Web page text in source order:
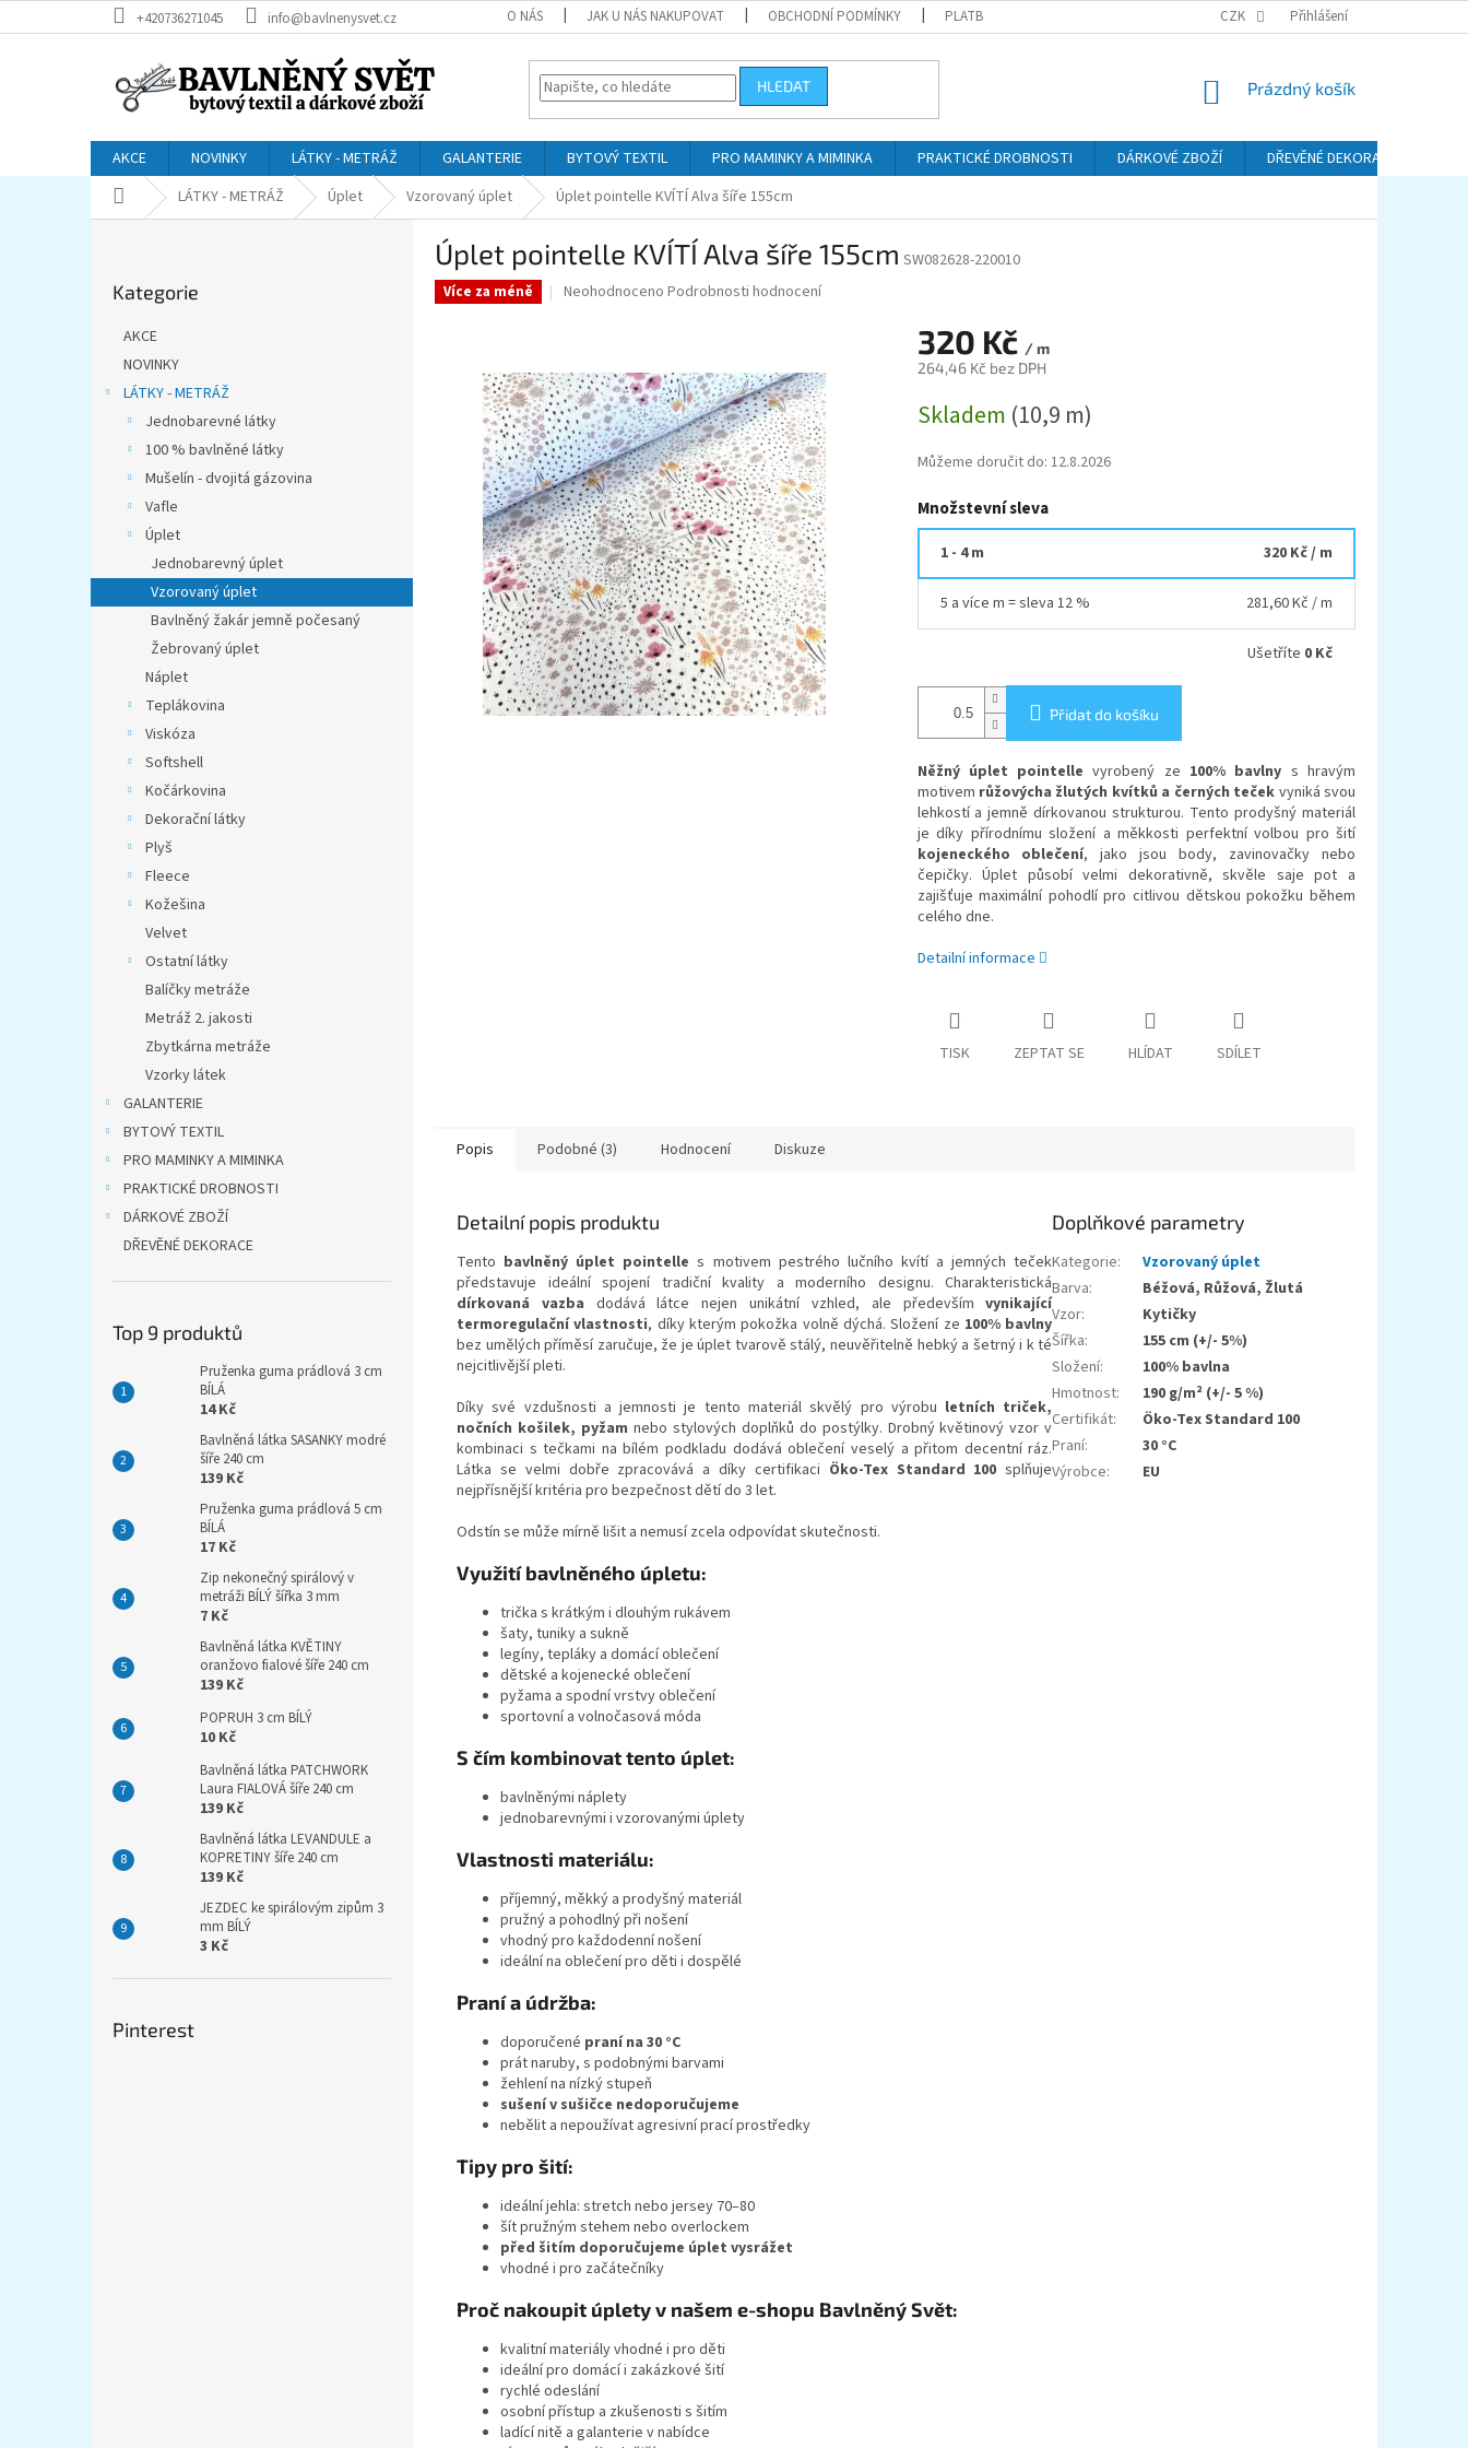
na
+420736271045 info@bavlnenysvet.cz O NÁS JAK U NÁS NAKUPOVAT OBCHODNÍ PODMÍNKY PLATBA A DOPRAVA PODMÍNKY OCHRANY OSOBNÍCH ÚDAJŮ (GDPR)
CZK Přihlášení
HLEDAT
NÁKUPNÍ
Prázdný košík
AKCE NOVINKY LÁTKY - METRÁŽ GALANTERIE BYTOVÝ TEXTIL PRO MAMINKY A MIMINKA PRAKTICKÉ DROBNOSTI DÁRKOVÉ ZBOŽÍ DŘEVĚNÉ DEKORACE
Domů LÁTKY - METRÁŽ Úplet Vzorovaný úplet Úplet pointelle KVÍTÍ Alva šíře 155cm
kategorie
Kategorie
AKCE
NOVINKY
LÁTKY - METRÁŽ
Jednobarevné látky
100 % bavlněné látky
Mušelín - dvojitá gázovina
Vafle
Úplet
Jednobarevný úplet
Vzorovaný úplet
Bavlněný žakár jemně počesaný
Žebrovaný úplet
Náplet
Teplákovina
Viskóza
Softshell
Kočárkovina
Dekorační látky
Plyš
Fleece
Kožešina
Velvet
Ostatní látky
Balíčky metráže
Metráž 2. jakosti
Zbytkárna metráže
Vzorky látek
GALANTERIE
BYTOVÝ TEXTIL
PRO MAMINKY A MIMINKA
PRAKTICKÉ DROBNOSTI
DÁRKOVÉ ZBOŽÍ
DŘEVĚNÉ DEKORACE
Top 9 produktů
Pruženka guma prádlová 3 cm
BÍLÁ
14 Kč
Bavlněná látka SASANKY modré
šíře 240 cm
139 Kč
Pruženka guma prádlová 5 cm
BÍLÁ
17 Kč
Zip nekonečný spirálový v
metráži BÍLÝ šířka 3 mm
7 Kč
Bavlněná látka KVĚTINY
oranžovo fialové šíře 240 cm
139 Kč
POPRUH 3 cm BÍLÝ
10 Kč
Bavlněná látka PATCHWORK
Laura FIALOVÁ šíře 240 cm
139 Kč
Bavlněná látka LEVANDULE a
KOPRETINY šíře 240 cm
139 Kč
JEZDEC ke spirálovým zipům 3
mm BÍLÝ
3 Kč
Pinterest
Úplet pointelle KVÍTÍ Alva šíře 155cm SW082628-220010
Více za méně
Průměrné
0,0
z
5
hvězdiček.
Neohodnoceno Podrobnosti hodnocení
320 Kč / m
264,46 Kč bez DPH
cena:
Skladem (10,9 m)
Můžeme doručit do: 12.8.2026
Množstevní sleva
1 - 4 m 320 Kč/ m
5 a více m = sleva 12 % 281,60 Kč / m
Ušetříte 0 Kč
Přidat do košíku
Něžný úplet pointelle vyrobený ze 100% bavlny s hravým
motivem růžovýcha žlutých kvítků a černých teček vyniká svou
lehkostí a jemně dírkovanou strukturou. Tento prodyšný materiál
je díky přírodnímu složení a měkkosti perfektní volbou pro šití
kojeneckého oblečení, jako jsou body, zavinovačky nebo
čepičky. Úplet působí velmi dekorativně, skvěle saje pot a
zajišťuje maximální pohodlí pro citlivou dětskou pokožku během
celého dne.
Detailní informace
TISK ZEPTAT SE HLÍDAT SDÍLET
Popis Podobné (3) Hodnocení Diskuze
Detailní popis produktu
Tento bavlněný úplet pointelle s motivem pestrého lučního kvítí a jemných teček
představuje ideální spojení tradiční kvality a moderního designu. Charakteristická
dírkovaná vazba dodává látce nejen unikátní vzhled, ale předevšímvynikající
termoregulační vlastnosti, díky kterým pokožka volně dýchá. Složení ze 100% bavlny
bez umělých příměsí zaručuje, že je úplet tvarově stálý, neuvěřitelně hebký a šetrný i k té
nejcitlivější pleti.
Díky své vzdušnosti a jemnosti je tento materiál skvělý pro výrobu letních triček,
nočních košilek, pyžam nebo stylových doplňků do postýlky. Drobný květinový vzor v
kombinaci s tečkami na bílém podkladu dodává oblečení veselý a přitom decentní ráz.
Látka se velmi dobře zpracovává a díky certifikaci Öko-Tex Standard 100 splňuje
nejpřísnější kritéria pro bezpečnost dětí do 3 let.
Odstín se může mírně lišit a nemusí zcela odpovídat skutečnosti.
Využití bavlněného úpletu:
trička s krátkým i dlouhým rukávem
šaty, tuniky a sukně
legíny, tepláky a domácí oblečení
dětské a kojenecké oblečení
pyžama a spodní vrstvy oblečení
sportovní a volnočasová móda
S čím kombinovat tento úplet:
bavlněnými náplety
jednobarevnými i vzorovanými úplety
Vlastnosti materiálu:
příjemný, měkký a prodyšný materiál
pružný a pohodlný při nošení
vhodný pro každodenní nošení
ideální na oblečení pro děti i dospělé
Praní a údržba:
doporučené praní na 30 °C
prát naruby, s podobnými barvami
žehlení na nízký stupeň
sušení v sušičce nedoporučujeme
nebělit a nepoužívat agresivní prací prostředky
Tipy pro šití:
ideální jehla: stretch nebo jersey 70–80
šít pružným stehem nebo overlockem
před šitím doporučujeme úplet vysrážet
vhodné i pro začátečníky
Proč nakoupit úplety v našem e-shopu Bavlněný Svět:
kvalitní materiály vhodné i pro děti
ideální pro domácí i zakázkové šití
rychlé odeslání
osobní přístup a zkušenosti s šitím
ladící nitě a galanterie v nabídce
Doplňkové parametry
Kategorie:
Vzorovaný úplet
Barva:
Béžová, Růžová, Žlutá
Vzor:
Kytičky
Šířka:
155 cm (+/- 5%)
Složení:
100% bavlna
Hmotnost:
190 g/m² (+/- 5 %)
Certifikát:
Öko-Tex Standard 100
Praní:
30 °C
Výrobce: EU